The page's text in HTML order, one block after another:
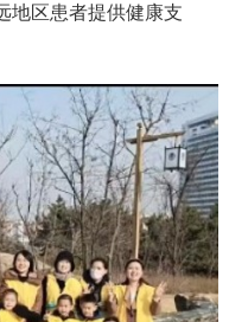
地区患者提供健康支